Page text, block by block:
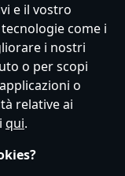
Mappa del Sito
generali
e il vostro
come i
i nostri
o per scopi
o
relative ai
qui.